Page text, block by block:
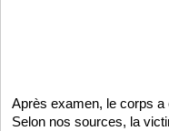
Après examen, le corps a
Selon nos sources, la